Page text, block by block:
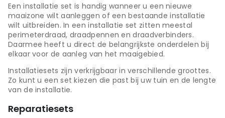
Een installatie set is handig wanneer u een nieuwe
maaizone wilt aanleggen of een bestaande installatie
wilt uitbreiden. In een installatie set zitten meestal
perimeterdraad, draadpennen en draadverbinders.
Daarmee heeft u direct de belangrijkste onderdelen bij
elkaar voor de aanleg van het maaigebied.
Installatiesets zijn verkrijgbaar in verschillende groottes.
Zo kunt u een set kiezen die past bij uw tuin en de lengte
van de installatie.
Reparatiesets